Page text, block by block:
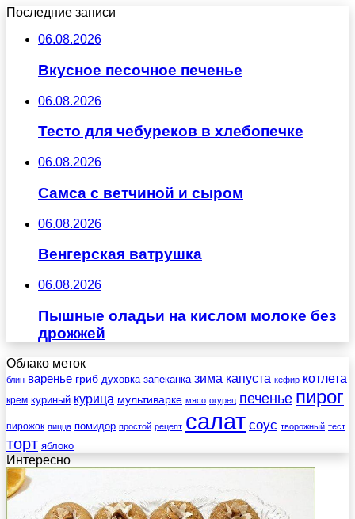
Последние записи
06.08.2026
Вкусное песочное печенье
06.08.2026
Тесто для чебуреков в хлебопечке
06.08.2026
Самса с ветчиной и сыром
06.08.2026
Венгерская ватрушка
06.08.2026
Пышные оладьи на кислом молоке без
дрожжей
Облако меток
блин варенье гриб духовка запеканка зима капуста кефир котлета
крем куриный курица мультиварке мясо огурец печенье пирог
пирожок пицца помидор простой рецепт салат соус творожный тест
торт яблоко
Интересно